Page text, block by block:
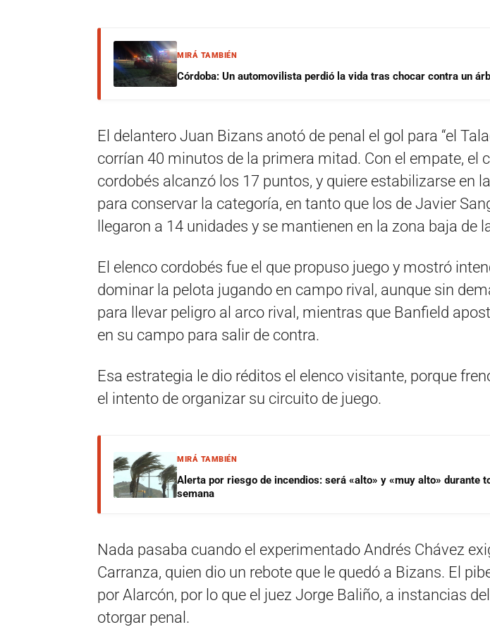
MIRÁ TAMBIÉN
Córdoba: Un automovilista perdió la vida tras chocar contra un
El delantero Juan Bizans anotó de penal el gol para “el
corrían 40 minutos de la primera mitad. Con el empate, el
cordobés alcanzó los 17 puntos, y quiere estabilizarse en
para conservar la categoría, en tanto que los de Javier
llegaron a 14 unidades y se mantienen en la zona baja de
El elenco cordobés fue el que propuso juego y mostró
dominar la pelota jugando en campo rival, aunque sin
para llevar peligro al arco rival, mientras que Banfield
en su campo para salir de contra.
Esa estrategia le dio réditos el elenco visitante, porque
el intento de organizar su circuito de juego.
MIRÁ TAMBIÉN
Alerta por riesgo de incendios: será «alto» y «muy alto» durante
semana
Nada pasaba cuando el experimentado Andrés Chávez
Carranza, quien dio un rebote que le quedó a Bizans. El
por Alarcón, por lo que el juez Jorge Baliño, a instancias
otorgar penal.